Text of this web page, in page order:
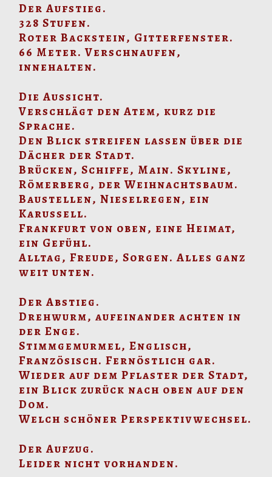
Der Aufstieg.
328 Stufen.
Roter Backstein, Gitterfenster.
66 Meter. Verschnaufen,
innehalten.
Die Aussicht.
Verschlägt den Atem, kurz die
Sprache.
Den Blick streifen lassen über die
Dächer der Stadt.
Brücken, Schiffe, Main. Skyline,
Römerberg, der Weihnachtsbaum.
Baustellen, Nieselregen, ein
Karussell.
Frankfurt von oben, eine Heimat,
ein Gefühl.
Alltag, Freude, Sorgen. Alles ganz
weit unten.
Der Abstieg.
Drehwurm, aufeinander achten in
der Enge.
Stimmgemurmel, Englisch,
Französisch. Fernöstlich gar.
Wieder auf dem Pflaster der Stadt,
ein Blick zurück nach oben auf den
Dom.
Welch schöner Perspektivwechsel.
Der Aufzug.
Leider nicht vorhanden.